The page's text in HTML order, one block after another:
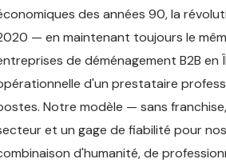
des années 90, la
— en maintenant toujours le
de déménagement B2B
d'un prestataire
Notre modèle — sans
et un gage de fiabilité pour
d'humanité, de